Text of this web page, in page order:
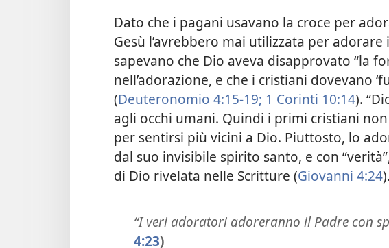
Dato che i pagani usavano la croce per
Gesù l’avrebbero mai utilizzata per adorare
sapevano che Dio aveva disapprovato “la
nell’adorazione, e che i cristiani dovevano
(Deuteronomio 4:15-19; 1 Corinti 10:14).
agli occhi umani. Quindi i primi cristiani
per sentirsi più vicini a Dio. Piuttosto, lo
dal suo invisibile spirito santo, e con
di Dio rivelata nelle Scritture (Giovanni 4:24).
“I veri adoratori adoreranno il Padre con
4:23)